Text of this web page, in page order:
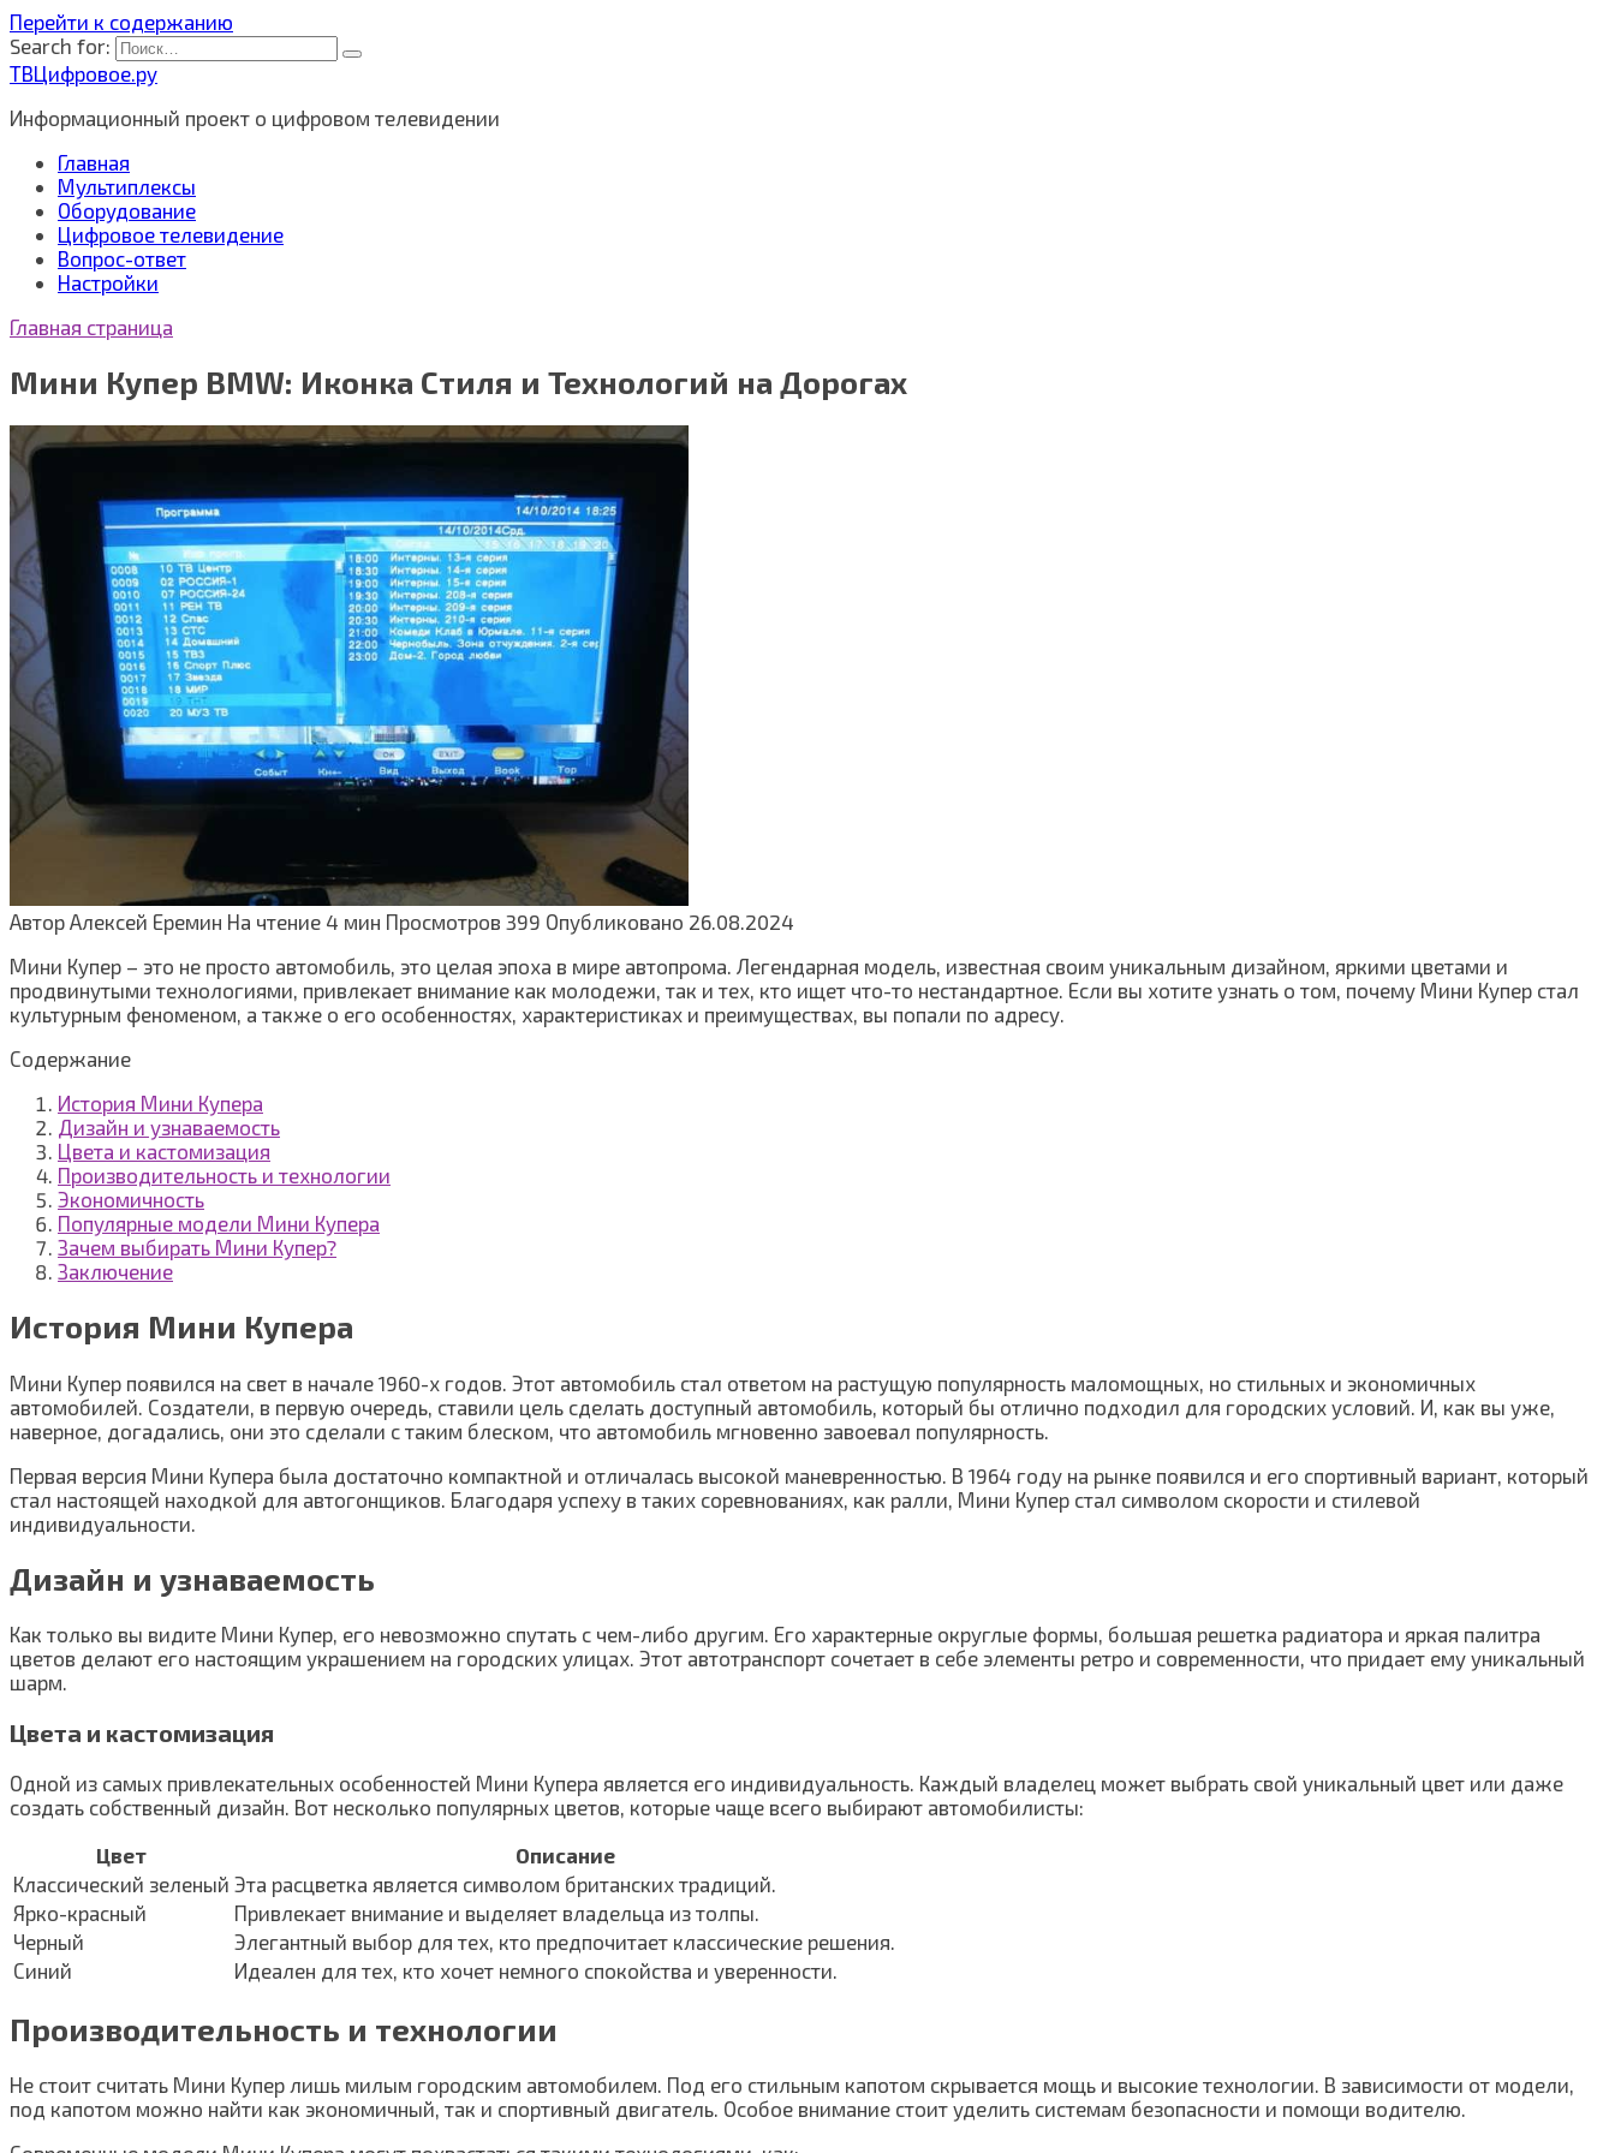
Перейти к содержанию
Search for:
ТВЦифровое.ру
Информационный проект о цифровом телевидении
Главная
Мультиплексы
Оборудование
Цифровое телевидение
Вопрос-ответ
Настройки
Главная страница
Мини Купер BMW: Иконка Стиля и Технологий на Дорогах
Автор Алексей Еремин На чтение 4 мин Просмотров 399 Опубликовано 26.08.2024
Мини Купер – это не просто автомобиль, это целая эпоха в мире автопрома. Легендарная модель, известная своим уникальным дизайном, яркими цветами и
продвинутыми технологиями, привлекает внимание как молодежи, так и тех, кто ищет что-то нестандартное. Если вы хотите узнать о том, почему Мини Купер стал
культурным феноменом, а также о его особенностях, характеристиках и преимуществах, вы попали по адресу.
Содержание
История Мини Купера
Дизайн и узнаваемость
Цвета и кастомизация
Производительность и технологии
Экономичность
Популярные модели Мини Купера
Зачем выбирать Мини Купер?
Заключение
История Мини Купера
Мини Купер появился на свет в начале 1960-х годов. Этот автомобиль стал ответом на растущую популярность маломощных, но стильных и экономичных
автомобилей. Создатели, в первую очередь, ставили цель сделать доступный автомобиль, который бы отлично подходил для городских условий. И, как вы уже,
наверное, догадались, они это сделали с таким блеском, что автомобиль мгновенно завоевал популярность.
Первая версия Мини Купера была достаточно компактной и отличалась высокой маневренностью. В 1964 году на рынке появился и его спортивный вариант, который
стал настоящей находкой для автогонщиков. Благодаря успеху в таких соревнованиях, как ралли, Мини Купер стал символом скорости и стилевой
индивидуальности.
Дизайн и узнаваемость
Как только вы видите Мини Купер, его невозможно спутать с чем-либо другим. Его характерные округлые формы, большая решетка радиатора и яркая палитра
цветов делают его настоящим украшением на городских улицах. Этот автотранспорт сочетает в себе элементы ретро и современности, что придает ему уникальный
шарм.
Цвета и кастомизация
Одной из самых привлекательных особенностей Мини Купера является его индивидуальность. Каждый владелец может выбрать свой уникальный цвет или даже
создать собственный дизайн. Вот несколько популярных цветов, которые чаще всего выбирают автомобилисты:
Цвет
Описание
Классический зеленый Эта расцветка является символом британских традиций.
Ярко-красный
Привлекает внимание и выделяет владельца из толпы.
Черный
Элегантный выбор для тех, кто предпочитает классические решения.
Синий
Идеален для тех, кто хочет немного спокойства и уверенности.
Производительность и технологии
Не стоит считать Мини Купер лишь милым городским автомобилем. Под его стильным капотом скрывается мощь и высокие технологии. В зависимости от модели,
под капотом можно найти как экономичный, так и спортивный двигатель. Особое внимание стоит уделить системам безопасности и помощи водителю.